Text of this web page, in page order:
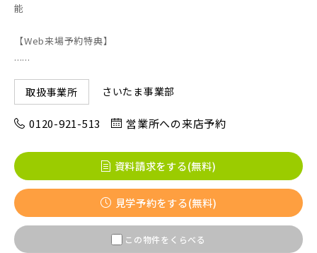
JR常磐線 [各駅停車]
JR常磐線 [上野～仙台]
JR中央・総武線 [各駅停車]
見学OK東京都葛飾区
【予告広告】リーズン青砥 アイ・ラウンジ
【予告広告】〈モデルハウス完成〉8月22日(土)より公開開
始。◆京成本線・京成押上線「青砥」駅徒歩8分の駅近プロ
ジェクト始動!!◆京成押上線「京成立石」駅徒歩1...
見学OK
販売開始前
販売開始前の物件
千葉県千葉市稲毛区 千葉県千葉市美浜区
能
【Web来場予約特典】
......
取扱事業所 さいたま事業部
0120-921-513 営業所への来店予約
資料請求をする(無料)
見学予約をする(無料)
この物件をくらべる